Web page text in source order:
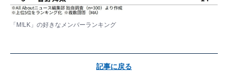
「M!LK」の好きなメンバーランキング
記事に戻る